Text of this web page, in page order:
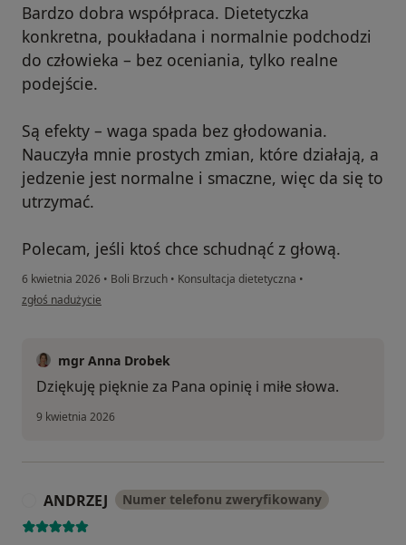
Bardzo dobra współpraca. Dietetyczka
konkretna, poukładana i normalnie podchodzi
do człowieka – bez oceniania, tylko realne
podejście.
Są efekty – waga spada bez głodowania.
Nauczyła mnie prostych zmian, które działają, a
jedzenie jest normalne i smaczne, więc da się to
utrzymać.
Polecam, jeśli ktoś chce schudnąć z głową.
6 kwietnia 2026 • Boli Brzuch • Konsultacja dietetyczna •
w opinii użytkownika Krzysztof
zgłoś nadużycie
mgr Anna Drobek
Dziękuję pięknie za Pana opinię i miłe słowa.
9 kwietnia 2026
ANDRZEJ Numer telefonu zweryfikowany